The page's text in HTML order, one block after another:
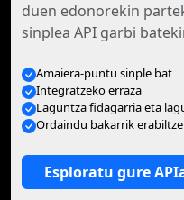
duen edonorekin
sinplea API garbi
Amaiera-puntu sinple bat
Integratzeko erraza
Laguntza fidagarria eta
Ordaindu bakarrik
Esploratu gure